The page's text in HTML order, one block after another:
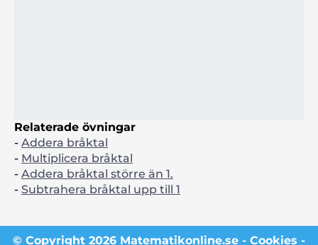
Relaterade övningar
- Addera bråktal
- Multiplicera bråktal
- Addera bråktal större än 1.
- Subtrahera bråktal upp till 1
© Copyright 2026 Matematikonline.se - Cookies -